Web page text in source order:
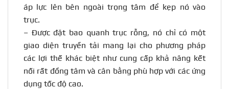
áp lực lên bên ngoài trọng tâm để kẹp nó vào
trục.
– Được đặt bao quanh trục rỗng, nó chỉ có một
giao diện truyền tải mang lại cho phương pháp
các lợi thế khác biệt như cung cấp khả năng kết
nối rất đồng tâm và cân bằng phù hợp với các ứng
dụng tốc độ cao.